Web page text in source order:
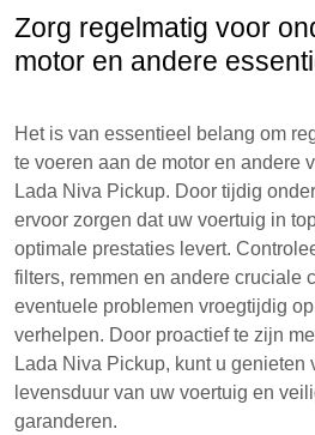
Zorg regelmatig voor
motor en andere
Het is van essentieel belang om
te voeren aan de motor en andere
Lada Niva Pickup. Door tijdig
ervoor zorgen dat uw voertuig in
optimale prestaties levert.
filters, remmen en andere cruciale
eventuele problemen vroegtijdig
verhelpen. Door proactief te zijn
Lada Niva Pickup, kunt u genieten
levensduur van uw voertuig en
garanderen.